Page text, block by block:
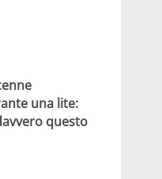
una lite:
questo